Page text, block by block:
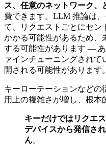
ス、任意のネットワーク、
費できます。LLM 推論は
て、リクエストごとにセン
かかる可能性があるため、
する可能性があります —
ァインチューニングされ
開される可能性があります。
キーローテーションなどの
用上の複雑さが増し、根本
キーだけではリクエ
デバイスから発信さ
ん。